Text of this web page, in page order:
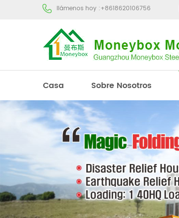
llámenos hoy :+8618620106756
Casa Sobre Nosotros